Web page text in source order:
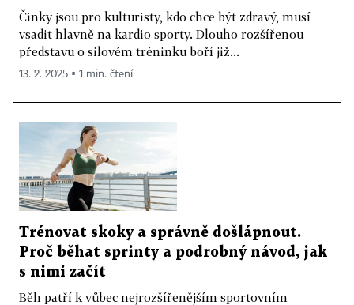
Činky jsou pro kulturisty, kdo chce být zdravý, musí
vsadit hlavně na kardio sporty. Dlouho rozšířenou
představu o silovém tréninku boří již...
13. 2. 2025 ▪ 1 min. čtení
Trénovat skoky a správně došlápnout.
Proč běhat sprinty a podrobný návod, jak
s nimi začít
Běh patří k vůbec nejrozšířenějším sportovním